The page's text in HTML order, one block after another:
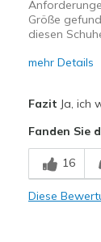
Größe
diesen
mehr Details
Geeignete
Fazit Ja, ich
Fanden Sie
16
Diese